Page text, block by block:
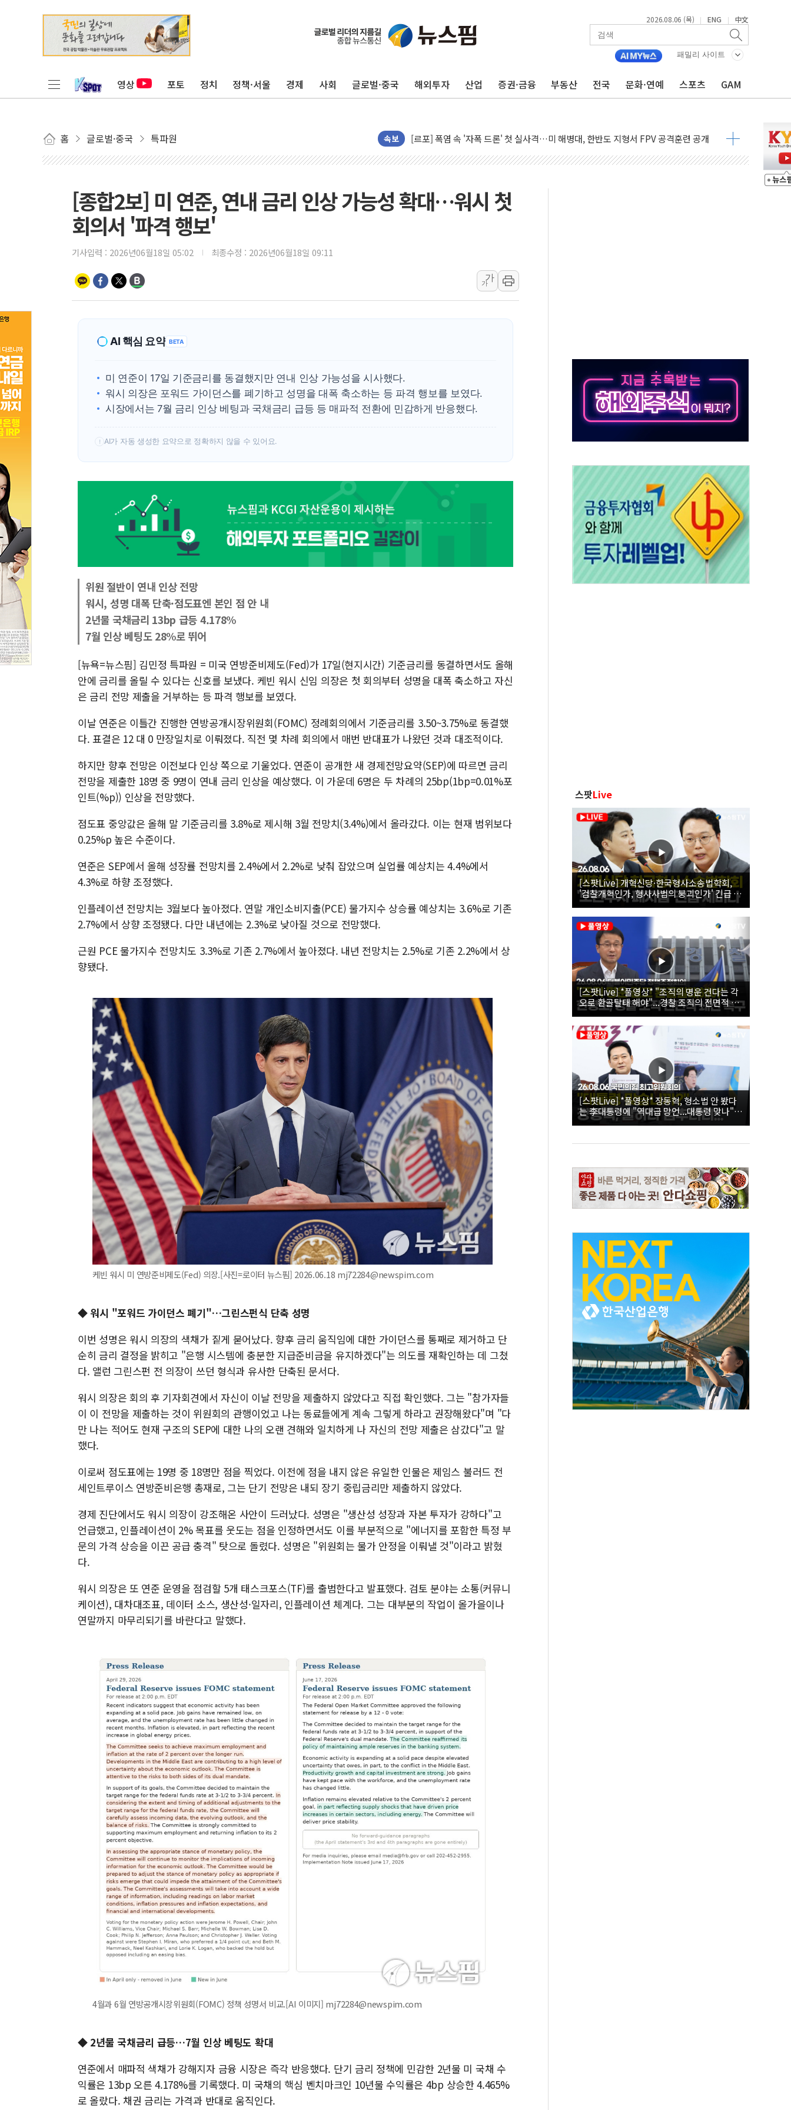
2026.08.06 (목) | ENG | 中文
패밀리 사이트
영상 포토 정치 정책·서울 경제 사회 글로벌·중국 해외투자 산업 증권·금융 부동산 전국 문화·연예 스포츠 GAM
홈 글로벌·중국 특파원 속보
[AI 카드뉴스] 어린이집·유치원 비상! 수족구병이 다시 유행합니다.
운수업·기업활동 '원스톱'으로...데이터처, 기업 3만1000곳 경제통계조사
공정위 "국고채 PD 15곳, 관행 아닌 담합…76조2000억 입찰 영향"
중소기업 기술자료 중국 계열사에 넘긴 세라젬…공정위 과징금 4억3200만원
국표원, 해외직구 물놀이기구·유아용품 등 94개 제품 안전기준 '부적합'
쉐이크쉑, 남양주 현대아울렛에 '다산점' 열어
정부혁신 우수사례 세계에 알린다…식약처 AI 심사·소방청 119안심콜 영문 영상 제작
정청래 "2차 TV토론으로 게임 끝…김민석, 신천지 허위신고에 배신 사과 안 해"
[K메이커] 코셔에서 할랄까지…대상, 종가가 넘은 건 국경 아닌 '식문화 장벽'
[특징주] 비철금속 업종 11% 급등…구리 가격 상승 전망 부각
흥국자산운용, 코스닥 성장주 담은 채권혼합 펀드 2종 출시
외국인 돌아왔지만 …'삼전·하이닉스'는 사고 급등주는 팔았다
[종합2보] 미 연준, 연내 금리 인상 가능성 확대…워시 첫
회의서 '파격 행보'
기사입력 : 2026년06월18일 05:02 최종수정 : 2026년06월18일 09:11
가
가
AI 핵심 요약 BETA
미 연준이 17일 기준금리를 동결했지만 연내 인상 가능성을 시사했다.
워시 의장은 포워드 가이던스를 폐기하고 성명을 대폭 축소하는 등 파격 행보를 보였다.
시장에서는 7월 금리 인상 베팅과 국채금리 급등 등 매파적 전환에 민감하게 반응했다.
! AI가 자동 생성한 요약으로 정확하지 않을 수 있어요.
위원 절반이 연내 인상 전망
워시, 성명 대폭 단축·점도표엔 본인 점 안 내
2년물 국채금리 13bp 급등 4.178%
7월 인상 베팅도 28%로 뛰어
[뉴욕=뉴스핌] 김민정 특파원 = 미국 연방준비제도(Fed)가 17일(현지시간) 기준금리를 동결하면서도 올해
안에 금리를 올릴 수 있다는 신호를 보냈다. 케빈 워시 신임 의장은 첫 회의부터 성명을 대폭 축소하고 자신
은 금리 전망 제출을 거부하는 등 파격 행보를 보였다.
이날 연준은 이틀간 진행한 연방공개시장위원회(FOMC) 정례회의에서 기준금리를 3.50~3.75%로 동결했
다. 표결은 12 대 0 만장일치로 이뤄졌다. 직전 몇 차례 회의에서 매번 반대표가 나왔던 것과 대조적이다.
하지만 향후 전망은 이전보다 인상 쪽으로 기울었다. 연준이 공개한 새 경제전망요약(SEP)에 따르면 금리
전망을 제출한 18명 중 9명이 연내 금리 인상을 예상했다. 이 가운데 6명은 두 차례의 25bp(1bp=0.01%포
인트(%p)) 인상을 전망했다.
점도표 중앙값은 올해 말 기준금리를 3.8%로 제시해 3월 전망치(3.4%)에서 올라갔다. 이는 현재 범위보다
0.25%p 높은 수준이다.
연준은 SEP에서 올해 성장률 전망치를 2.4%에서 2.2%로 낮춰 잡았으며 실업률 예상치는 4.4%에서
4.3%로 하향 조정했다.
인플레이션 전망치는 3월보다 높아졌다. 연말 개인소비지출(PCE) 물가지수 상승률 예상치는 3.6%로 기존
2.7%에서 상향 조정됐다. 다만 내년에는 2.3%로 낮아질 것으로 전망했다.
근원 PCE 물가지수 전망치도 3.3%로 기존 2.7%에서 높아졌다. 내년 전망치는 2.5%로 기존 2.2%에서 상
향됐다.
케빈 워시 미 연방준비제도(Fed) 의장.[사진=로이터 뉴스핌] 2026.06.18 mj72284@newspim.com
◆ 워시 "포워드 가이던스 폐기"…그린스펀식 단축 성명
이번 성명은 워시 의장의 색채가 짙게 묻어났다. 향후 금리 움직임에 대한 가이던스를 통째로 제거하고 단
순히 금리 결정을 밝히고 "은행 시스템에 충분한 지급준비금을 유지하겠다"는 의도를 재확인하는 데 그쳤
다. 앨런 그린스펀 전 의장이 쓰던 형식과 유사한 단축된 문서다.
워시 의장은 회의 후 기자회견에서 자신이 이날 전망을 제출하지 않았다고 직접 확인했다. 그는 "참가자들
이 이 전망을 제출하는 것이 위원회의 관행이었고 나는 동료들에게 계속 그렇게 하라고 권장해왔다"며 "다
만 나는 적어도 현재 구조의 SEP에 대한 나의 오랜 견해와 일치하게 나 자신의 전망 제출은 삼갔다"고 말
했다.
이로써 점도표에는 19명 중 18명만 점을 찍었다. 이전에 점을 내지 않은 유일한 인물은 제임스 불러드 전
세인트루이스 연방준비은행 총재로, 그는 단기 전망은 내되 장기 중립금리만 제출하지 않았다.
경제 진단에서도 워시 의장이 강조해온 사안이 드러났다. 성명은 "생산성 성장과 자본 투자가 강하다"고
언급했고, 인플레이션이 2% 목표를 웃도는 점을 인정하면서도 이를 부분적으로 "에너지를 포함한 특정 부
문의 가격 상승을 이끈 공급 충격" 탓으로 돌렸다. 성명은 "위원회는 물가 안정을 이뤄낼 것"이라고 밝혔
다.
워시 의장은 또 연준 운영을 점검할 5개 태스크포스(TF)를 출범한다고 발표했다. 검토 분야는 소통(커뮤니
케이션), 대차대조표, 데이터 소스, 생산성·일자리, 인플레이션 체계다. 그는 대부분의 작업이 올가을이나
연말까지 마무리되기를 바란다고 말했다.
4월과 6월 연방공개시장위원회(FOMC) 정책 성명서 비교.[AI 이미지] mj72284@newspim.com
◆ 2년물 국채금리 급등…7월 인상 베팅도 확대
연준에서 매파적 색채가 강해지자 금융 시장은 즉각 반응했다. 단기 금리 정책에 민감한 2년물 미 국채 수
익률은 13bp 오른 4.178%를 기록했다. 미 국채의 핵심 벤치마크인 10년물 수익률은 4bp 상승한 4.465%
로 올랐다. 채권 금리는 가격과 반대로 움직인다.
스팟Live
[스팟Live] 개혁신당·한국형사소송법학회,
'검찰개혁인가, 형사사법의 붕괴인가' 긴급 세
미나｜26.08.06
[스팟Live] *풀영상* "조직의 명운 건다는 각
오로 환골탈태 해야"...경찰 조직의 전면적 쇄
신 촉구한 한병도 | 26.08.06 더불어민주당 정
책조정회의
[스팟Live] *풀영상* 장동혁, 형소법 안 봤다
는 李대통령에 "역대급 망언...대통령 맞나"｜
26.08.06 국민의힘 최고위원회의